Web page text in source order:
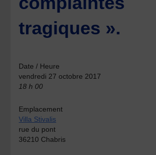
tragiques ».
Date / Heure
vendredi 27 octobre 2017
18 h 00
Emplacement
Villa Stivalis
rue du pont
36210 Chabris